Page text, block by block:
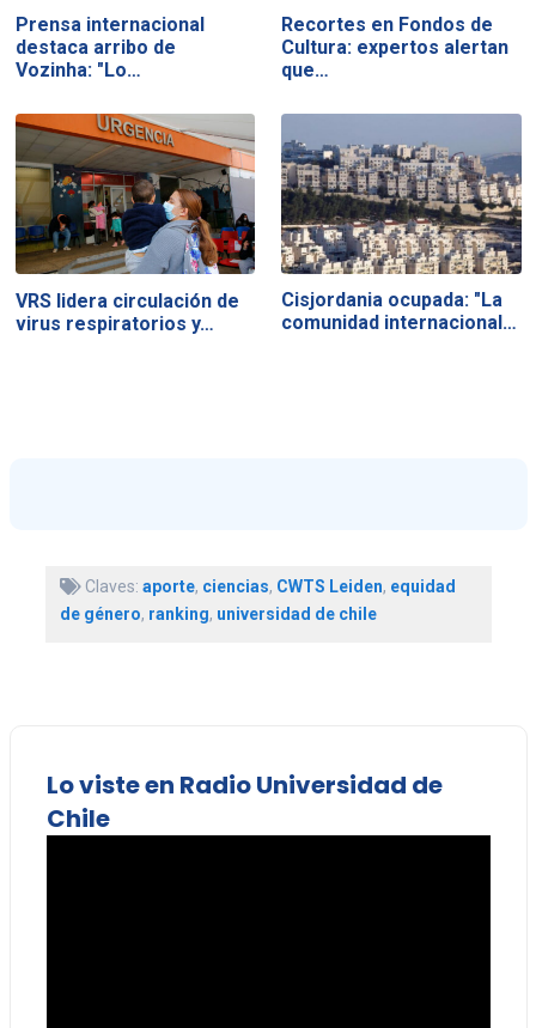
Prensa internacional
destaca arribo de
Vozinha: "Lo…
Recortes en Fondos de
Cultura: expertos alertan
que…
VRS lidera circulación de
virus respiratorios y…
Cisjordania ocupada: "La
comunidad internacional…
Claves: aporte, ciencias, CWTS Leiden, equidad
de género, ranking, universidad de chile
Lo viste en Radio Universidad de
Chile